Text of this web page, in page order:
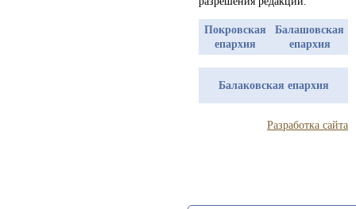
Покровская
епархия
Балашовская
епархия
Балаковская епархия
Разработка сайта